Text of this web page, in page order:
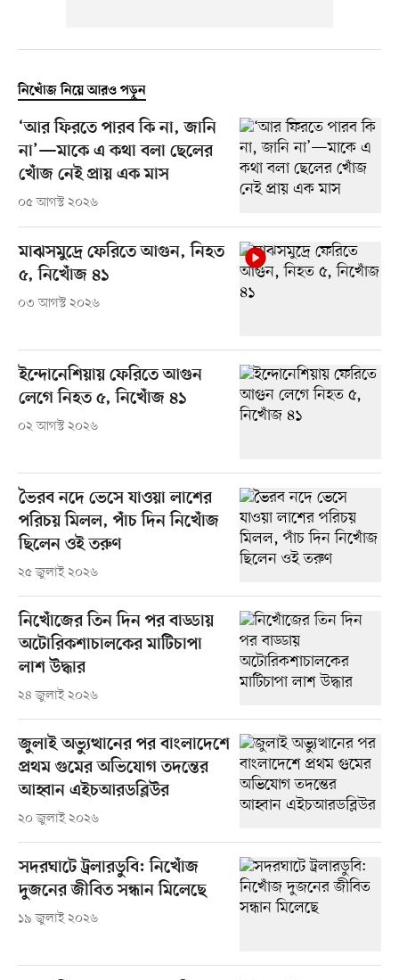
নিখোঁজ নিয়ে আরও পড়ুন
‘আর ফিরতে পারব কি না, জানি
না’—মাকে এ কথা বলা ছেলের
খোঁজ নেই প্রায় এক মাস
০৫ আগস্ট ২০২৬
মাঝসমুদ্রে ফেরিতে আগুন, নিহত
৫, নিখোঁজ ৪১
০৩ আগস্ট ২০২৬
ইন্দোনেশিয়ায় ফেরিতে আগুন
লেগে নিহত ৫, নিখোঁজ ৪১
০২ আগস্ট ২০২৬
ভৈরব নদে ভেসে যাওয়া লাশের
পরিচয় মিলল, পাঁচ দিন নিখোঁজ
ছিলেন ওই তরুণ
২৫ জুলাই ২০২৬
নিখোঁজের তিন দিন পর বাড্ডায়
অটোরিকশাচালকের মাটিচাপা
লাশ উদ্ধার
২৪ জুলাই ২০২৬
জুলাই অভ্যুত্থানের পর বাংলাদেশে
প্রথম গুমের অভিযোগ তদন্তের
আহ্বান এইচআরডব্লিউর
২০ জুলাই ২০২৬
সদরঘাটে ট্রলারডুবি: নিখোঁজ
দুজনের জীবিত সন্ধান মিলেছে
১৯ জুলাই ২০২৬